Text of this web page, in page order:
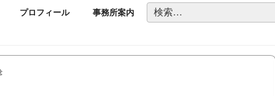
プロフィール 事務所案内
検
索: